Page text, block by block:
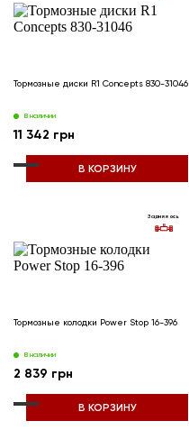
Тормозные диски R1 Concepts 830-31046
В наличии
11 342 грн
В КОРЗИНУ
Задняя ось
Тормозные колодки Power Stop 16-396
В наличии
2 839 грн
В КОРЗИНУ